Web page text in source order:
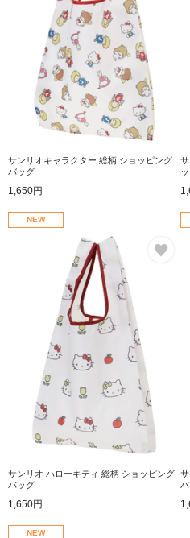
サンリオキャラクター 総柄 ショッピング
バッグ
1,650円
NEW
サンリオ ハローキティ 総柄 ショッピング
バッグ
1,650円
NEW